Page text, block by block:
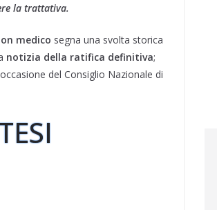
la trattativa.
medico segna una svolta storica
notizia della ratifica definitiva;
del Consiglio Nazionale di